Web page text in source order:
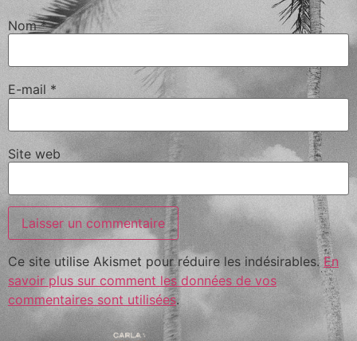
Nom*
E-mail *
Site web
Ce site utilise Akismet pour réduire les indésirables.En
savoir plus sur comment les données de vos
commentaires sont utilisées.